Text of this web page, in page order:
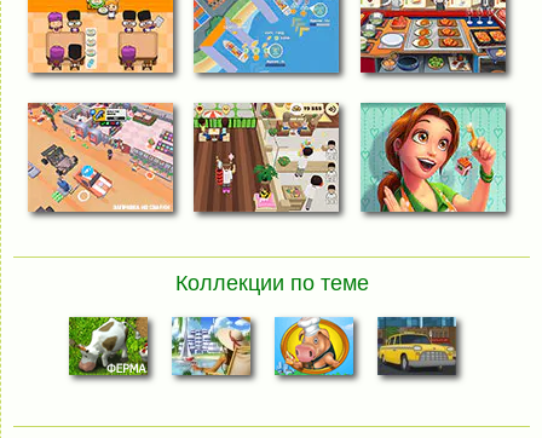
Коллекции по теме